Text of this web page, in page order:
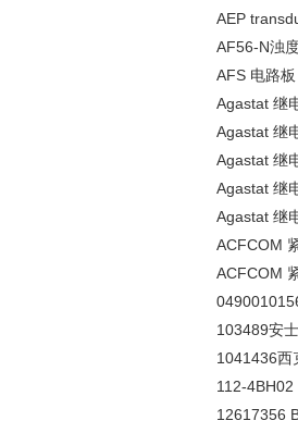
AEP
AF56-N浊
AFS 电路
Agastat 继
Agastat 继
Agastat 继
Agastat 继
Agastat 继
ACFCOM
ACFCOM
103489安
1041436西
112-4BH02
12617356